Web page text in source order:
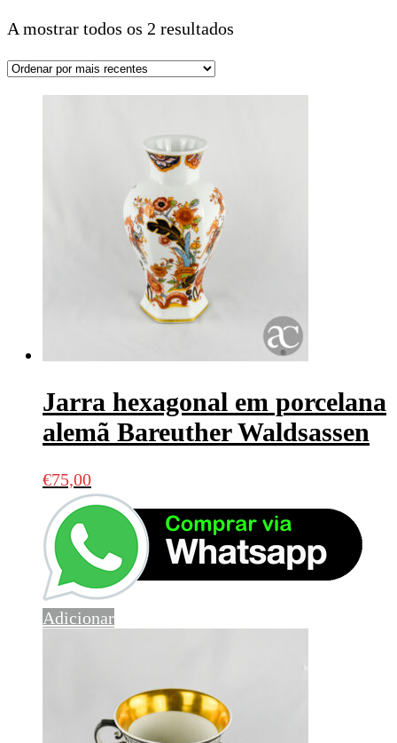
A mostrar todos os 2 resultados
Jarra hexagonal em porcelana
alemã Bareuther Waldsassen
€75,00
Adicionar